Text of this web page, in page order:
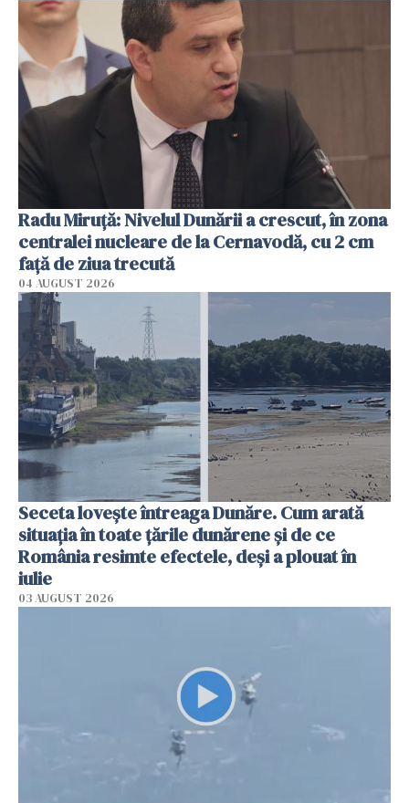
Radu Miruţă: Nivelul Dunării a crescut, în zona
centralei nucleare de la Cernavodă, cu 2 cm
faţă de ziua trecută
04 AUGUST 2026
Seceta lovește întreaga Dunăre. Cum arată
situația în toate țările dunărene și de ce
România resimte efectele, deși a plouat în
iulie
03 AUGUST 2026